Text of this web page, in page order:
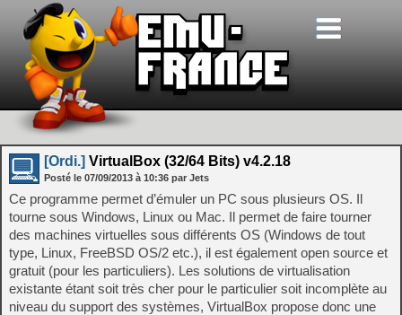
[Ordi.] VirtualBox (32/64 Bits) v4.2.18
Posté le 07/09/2013 à 10:36 par Jets
Ce programme permet d’émuler un PC sous plusieurs OS. Il
tourne sous Windows, Linux ou Mac. Il permet de faire tourner
des machines virtuelles sous différents OS (Windows de tout
type, Linux, FreeBSD OS/2 etc.), il est également open source et
gratuit (pour les particuliers). Les solutions de virtualisation
existante étant soit très cher pour le particulier soit incomplète au
niveau du support des systèmes, VirtualBox propose donc une